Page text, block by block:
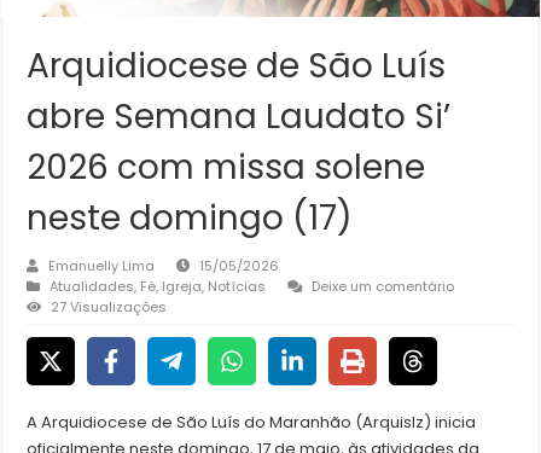
Arquidiocese de São Luís
abre Semana Laudato Si’
2026 com missa solene
neste domingo (17)
Emanuelly Lima
15/05/2026
Atualidades, Fé, Igreja, Notícias
Deixe um comentário
27 Visualizações
A Arquidiocese de São Luís do Maranhão (Arquislz) inicia